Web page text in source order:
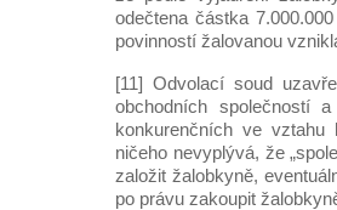
odečtena částka
povinností žalovanou
[11] Odvolací soud
obchodních společností
konkurenčních ve
ničeho nevyplývá, že
založit žalobkyně,
po právu zakoupit